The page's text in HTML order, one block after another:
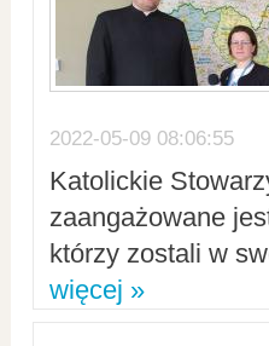
2022-05-09 08:06:55
Katolickie
zaangażowane
którzy zostali w
więcej »